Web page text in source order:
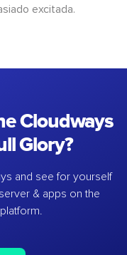
excitada.
Cloudways
Glory?
and see for yourself
& apps on the